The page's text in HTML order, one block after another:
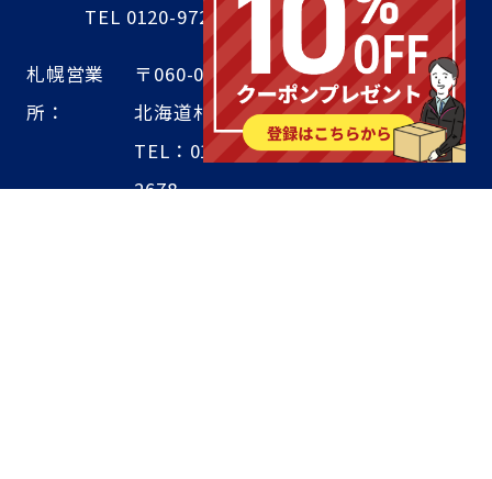
TEL 0120-972-128／FAX 045-590-5571
札幌営業
所：
〒060-0004
北海道札幌市中央区北4条西4丁目1-7
TEL：011-804-8644／FAX 011-351-
2678